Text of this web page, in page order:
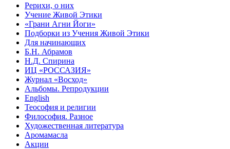
Рерихи, о них
Учение Живой Этики
«Грани Агни Йоги»
Подборки из Учения Живой Этики
Для начинающих
Б.Н. Абрамов
Н.Д. Спирина
ИЦ «РОССАЗИЯ»
Журнал «Восход»
Альбомы. Репродукции
English
Теософия и религии
Философия. Разное
Художественная литература
Аромамасла
Акции